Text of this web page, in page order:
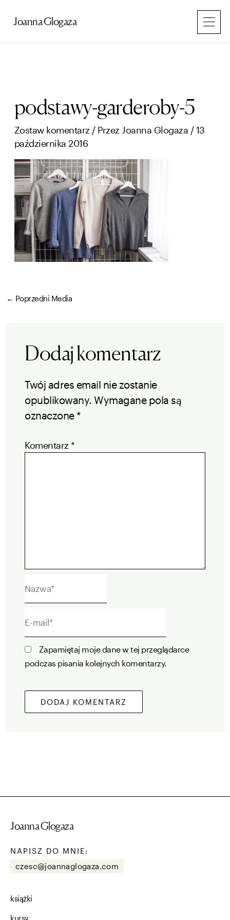
Joanna Glogaza
podstawy-garderoby-5
Zostaw komentarz / PrzezJoanna Glogaza /13
października 2016
← Poprzedni Media
Dodaj komentarz
Twój adres email nie zostanie
opublikowany. Wymagane pola są
oznaczone *
Komentarz *
mail*
Zapamiętaj moje dane w tej przeglądarce
podczas pisania kolejnych komentarzy.
Joanna Glogaza
NAPISZ DO MNIE:
czesc@joannaglogaza.com
książki
kursy